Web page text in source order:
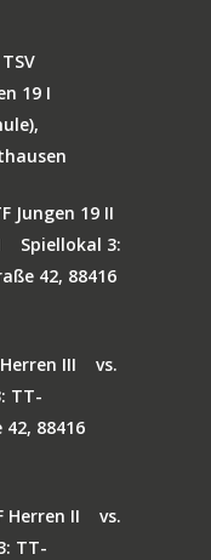
TSV
19 I
Jungen 19 II
Spiellokal 3:
42, 88416
III
vs.
TT-
88416
Herren II
vs.
TT-